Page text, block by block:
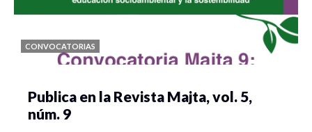
CONVOCATORIAS
Publica en la Revista Majta, vol. 5,
núm. 9